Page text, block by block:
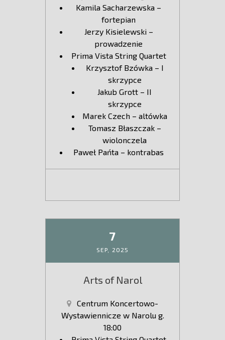
Kamila Sacharzewska –
fortepian
Jerzy Kisielewski –
prowadzenie
Prima Vista String Quartet
Krzysztof Bzówka – I
skrzypce
Jakub Grott – II
skrzypce
Marek Czech – altówka
Tomasz Błaszczak –
wiolonczela
Paweł Pańta – kontrabas
7
SEP, 2025
Arts of Narol
Centrum Koncertowo-
Wystawiennicze w Narolu g.
18:00